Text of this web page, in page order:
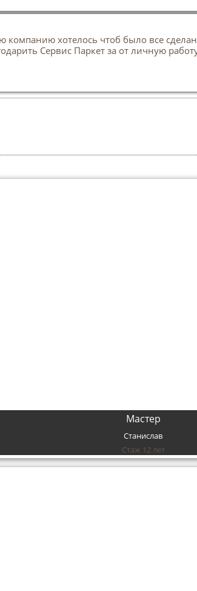
компанию хотелось чтоб было все
Сервис Паркет за от личную
Мастер
Станислав
Стаж 12 лет